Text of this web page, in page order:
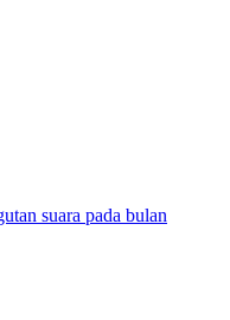
suara pada bulan